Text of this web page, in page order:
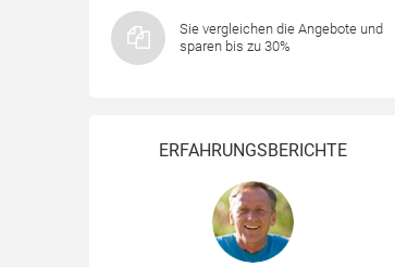
Sie vergleichen die Angebote und
sparen bis zu 30%
ERFAHRUNGSBERICHTE